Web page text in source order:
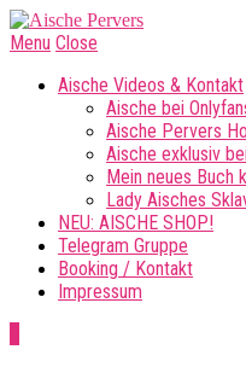
Menu Close
Aische Videos & Kontakt
Aische bei
Aische Pervers
Aische exklusiv
Mein neues Buch
Lady Aisches
NEU: AISCHE SHOP!
Telegram Gruppe
Booking / Kontakt
Impressum